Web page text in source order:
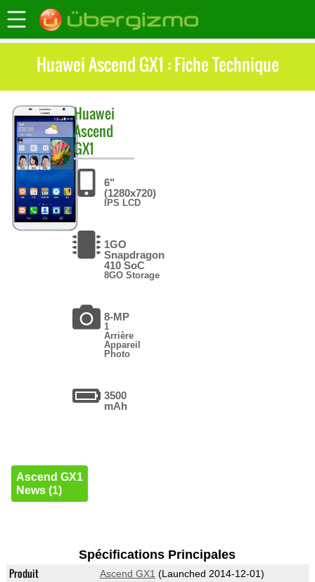
Huawei Ascend GX1 : Fiche Technique
Huawei
Ascend
GX1
6"
(1280x720)
IPS LCD
1GO
Snapdragon
410 SoC
8GO Storage
8-MP
1
Arrière
Appareil
Photo
3500
mAh
Ascend GX1
News (1)
Spécifications Principales
Produit Ascend GX1 (Launched 2014-12-01)